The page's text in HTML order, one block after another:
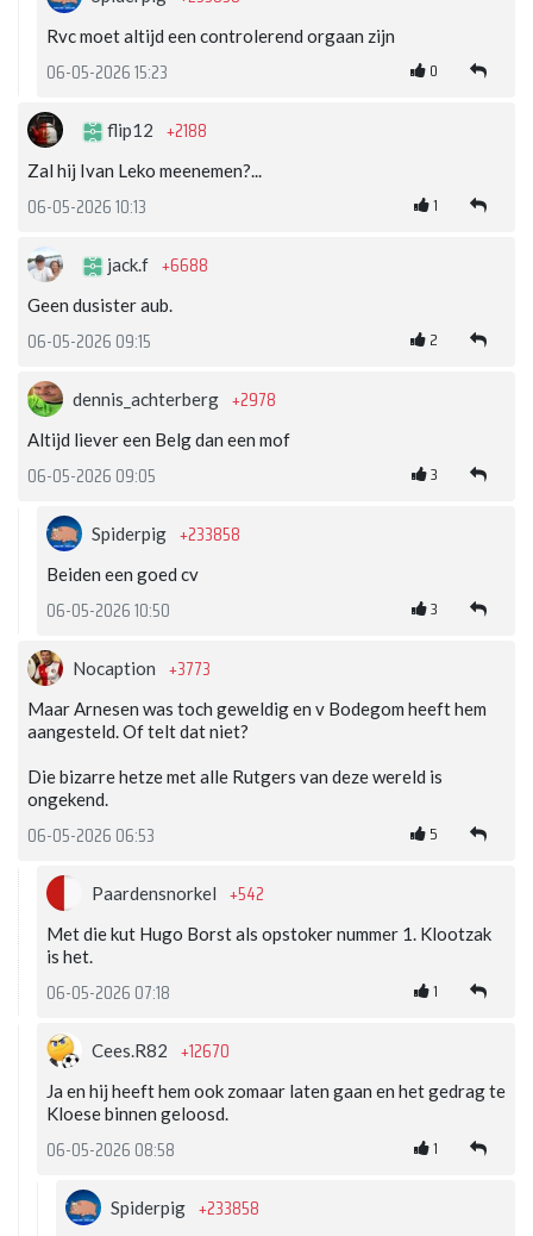
Rvc moet altijd een controlerend orgaan zijn
06-05-2026 15:23 0
flip12 +2188
Zal hij Ivan Leko meenemen?...
06-05-2026 10:13 1
jack.f +6688
Geen dusister aub.
06-05-2026 09:15 2
dennis_achterberg +2978
Altijd liever een Belg dan een mof
06-05-2026 09:05 3
Spiderpig +233858
Beiden een goed cv
06-05-2026 10:50 3
Nocaption +3773
Maar Arnesen was toch geweldig en v Bodegom heeft hem
aangesteld. Of telt dat niet?
Die bizarre hetze met alle Rutgers van deze wereld is
ongekend.
06-05-2026 06:53 5
Paardensnorkel +542
Met die kut Hugo Borst als opstoker nummer 1. Klootzak
is het.
06-05-2026 07:18 1
Cees.R82 +12670
Ja en hij heeft hem ook zomaar laten gaan en het gedrag te
Kloese binnen geloosd.
06-05-2026 08:58 1
Spiderpig +233858